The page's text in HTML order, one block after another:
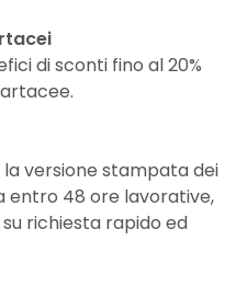
di sconti fino al 20%
la versione stampata dei
entro 48 ore lavorative,
richiesta rapido ed